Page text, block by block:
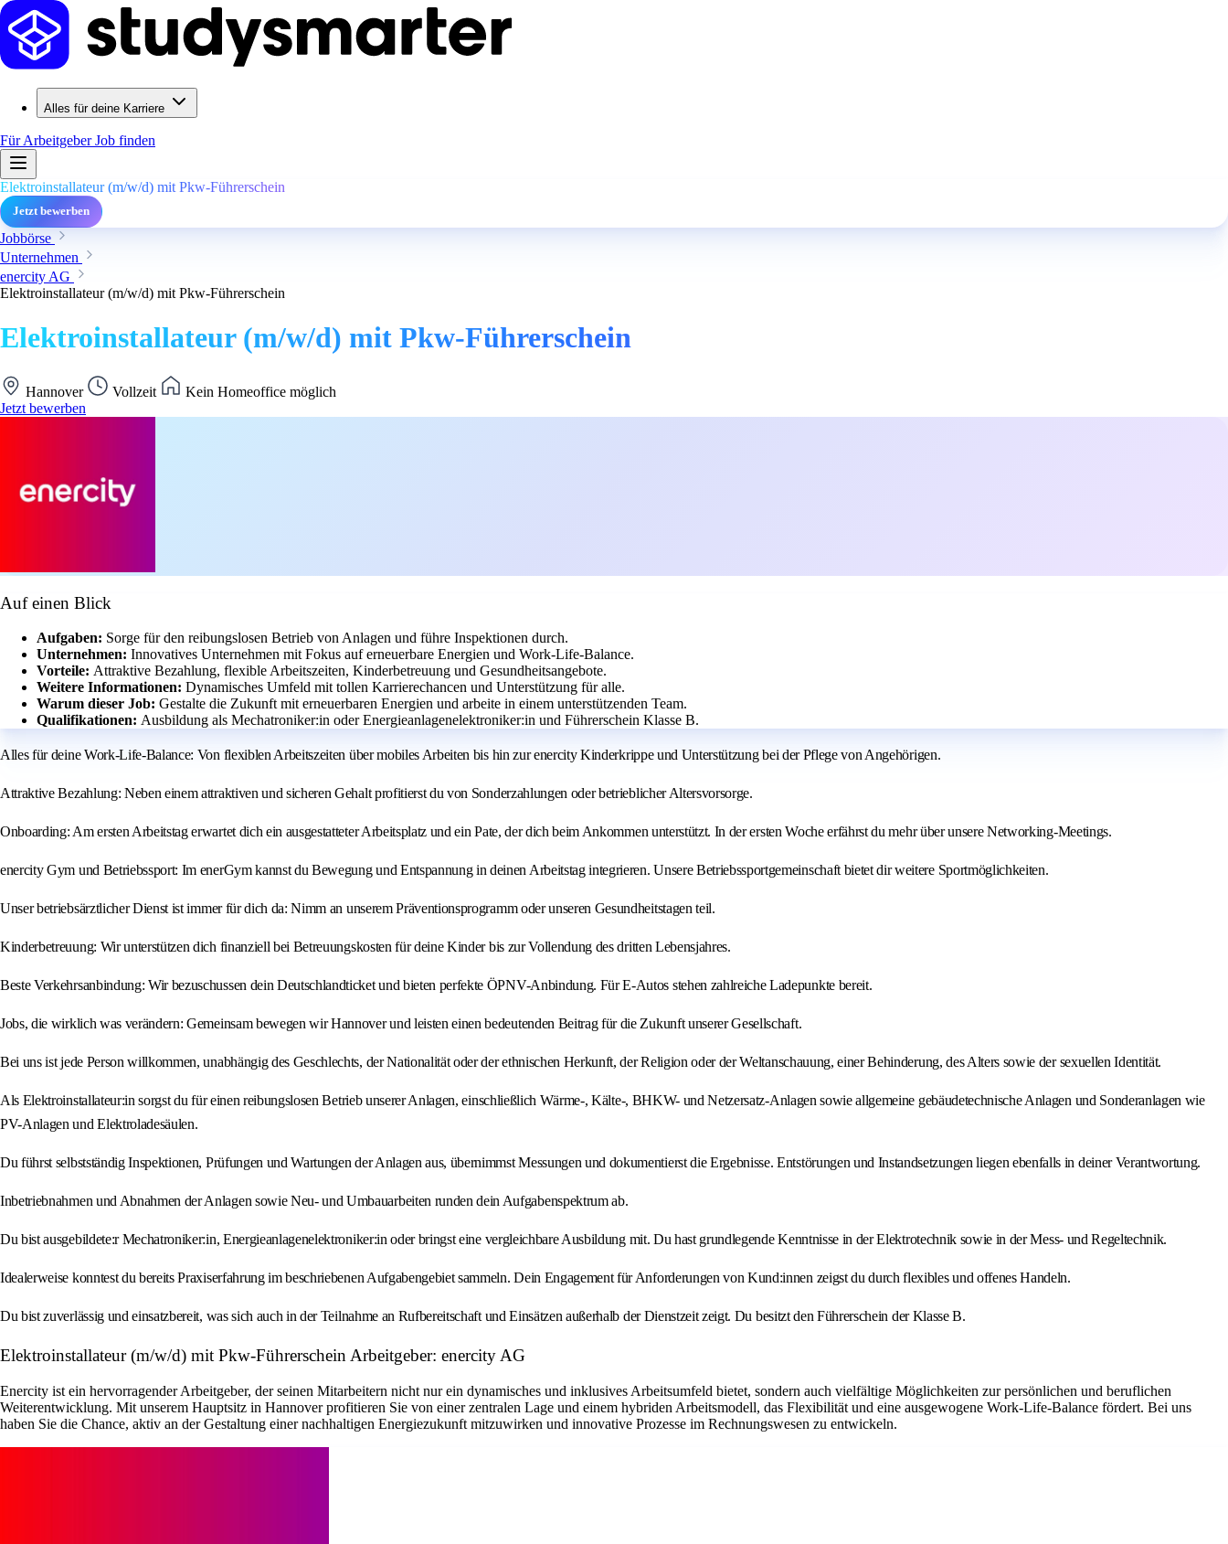
Alles für deine Karriere
Für ArbeitgeberJob finden
Elektroinstallateur (m/w/d) mit Pkw-Führerschein
Jetzt bewerben
Jobbörse
Unternehmen
enercity AG
Elektroinstallateur (m/w/d) mit Pkw-Führerschein
Elektroinstallateur (m/w/d) mit Pkw-Führerschein
Hannover Vollzeit
Kein Homeoffice möglich
Jetzt bewerben
Auf einen Blick
Aufgaben: Sorge für den reibungslosen Betrieb von Anlagen und führe Inspektionen durch.
Unternehmen: Innovatives Unternehmen mit Fokus auf erneuerbare Energien und Work-Life-Balance.
Vorteile: Attraktive Bezahlung, flexible Arbeitszeiten, Kinderbetreuung und Gesundheitsangebote.
Weitere Informationen: Dynamisches Umfeld mit tollen Karrierechancen und Unterstützung für alle.
Warum dieser Job: Gestalte die Zukunft mit erneuerbaren Energien und arbeite in einem unterstützenden Team.
Qualifikationen: Ausbildung als Mechatroniker:in oder Energieanlagenelektroniker:in und Führerschein Klasse B.
Alles für deine Work-Life-Balance: Von flexiblen Arbeitszeiten über mobiles Arbeiten bis hin zur enercity Kinderkrippe und Unterstützung bei der Pflege von Angehörigen.
Attraktive Bezahlung: Neben einem attraktiven und sicheren Gehalt profitierst du von Sonderzahlungen oder betrieblicher Altersvorsorge.
Onboarding: Am ersten Arbeitstag erwartet dich ein ausgestatteter Arbeitsplatz und ein Pate, der dich beim Ankommen unterstützt. In der ersten Woche erfährst du mehr über unsere Networking-Meetings.
enercity Gym und Betriebssport: Im enerGym kannst du Bewegung und Entspannung in deinen Arbeitstag integrieren. Unsere Betriebssportgemeinschaft bietet dir weitere Sportmöglichkeiten.
Unser betriebsärztlicher Dienst ist immer für dich da: Nimm an unserem Präventionsprogramm oder unseren Gesundheitstagen teil.
Kinderbetreuung: Wir unterstützen dich finanziell bei Betreuungskosten für deine Kinder bis zur Vollendung des dritten Lebensjahres.
Beste Verkehrsanbindung: Wir bezuschussen dein Deutschlandticket und bieten perfekte ÖPNV-Anbindung. Für E-Autos stehen zahlreiche Ladepunkte bereit.
Jobs, die wirklich was verändern: Gemeinsam bewegen wir Hannover und leisten einen bedeutenden Beitrag für die Zukunft unserer Gesellschaft.
Bei uns ist jede Person willkommen, unabhängig des Geschlechts, der Nationalität oder der ethnischen Herkunft, der Religion oder der Weltanschauung, einer Behinderung, des Alters sowie der sexuellen Identität.
Als Elektroinstallateur:in sorgst du für einen reibungslosen Betrieb unserer Anlagen, einschließlich Wärme-, Kälte-, BHKW- und Netzersatz-Anlagen sowie allgemeine gebäudetechnische Anlagen und Sonderanlagen wie
PV-Anlagen und Elektroladesäulen.
Du führst selbstständig Inspektionen, Prüfungen und Wartungen der Anlagen aus, übernimmst Messungen und dokumentierst die Ergebnisse. Entstörungen und Instandsetzungen liegen ebenfalls in deiner Verantwortung.
Inbetriebnahmen und Abnahmen der Anlagen sowie Neu- und Umbauarbeiten runden dein Aufgabenspektrum ab.
Du bist ausgebildete:r Mechatroniker:in, Energieanlagenelektroniker:in oder bringst eine vergleichbare Ausbildung mit. Du hast grundlegende Kenntnisse in der Elektrotechnik sowie in der Mess- und Regeltechnik.
Idealerweise konntest du bereits Praxiserfahrung im beschriebenen Aufgabengebiet sammeln. Dein Engagement für Anforderungen von Kund:innen zeigst du durch flexibles und offenes Handeln.
Du bist zuverlässig und einsatzbereit, was sich auch in der Teilnahme an Rufbereitschaft und Einsätzen außerhalb der Dienstzeit zeigt. Du besitzt den Führerschein der Klasse B.
Elektroinstallateur (m/w/d) mit Pkw-Führerschein Arbeitgeber: enercity AG
Enercity ist ein hervorragender Arbeitgeber, der seinen Mitarbeitern nicht nur ein dynamisches und inklusives Arbeitsumfeld bietet, sondern auch vielfältige Möglichkeiten zur persönlichen und beruflichen
Weiterentwicklung. Mit unserem Hauptsitz in Hannover profitieren Sie von einer zentralen Lage und einem hybriden Arbeitsmodell, das Flexibilität und eine ausgewogene Work-Life-Balance fördert. Bei uns
haben Sie die Chance, aktiv an der Gestaltung einer nachhaltigen Energiezukunft mitzuwirken und innovative Prozesse im Rechnungswesen zu entwickeln.